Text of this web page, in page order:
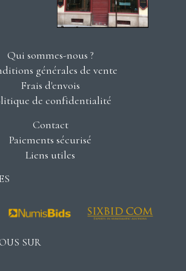
Qui sommes-nous ?
générales de vente
Frais d'envois
de confidentialité
Contact
Paiements sécurisé
Liens utiles
SUR